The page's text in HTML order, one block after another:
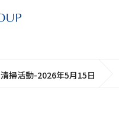
清掃活動-2026年5月15日